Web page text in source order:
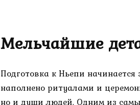
Мельчайшие
Подготовка к Ньепи начинается
наполнено ритуалами и
но и души людей. Одним из